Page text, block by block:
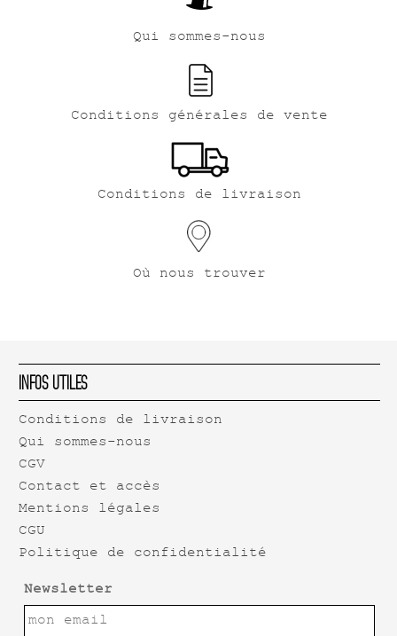
Qui sommes-nous
Conditions générales de vente
Conditions de livraison
Où nous trouver
Infos Utiles
Conditions de livraison
Qui sommes-nous
CGV
Contact et accès
Mentions légales
CGU
Politique de confidentialité
Newsletter